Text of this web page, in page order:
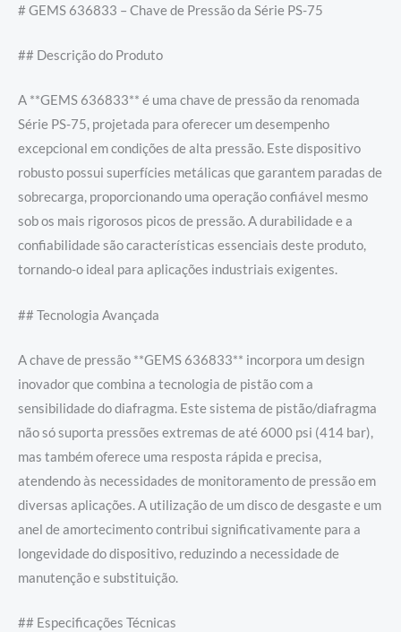
# GEMS 636833 – Chave de Pressão da Série PS-75
## Descrição do Produto
A **GEMS 636833** é uma chave de pressão da renomada
Série PS-75, projetada para oferecer um desempenho
excepcional em condições de alta pressão. Este dispositivo
robusto possui superfícies metálicas que garantem paradas de
sobrecarga, proporcionando uma operação confiável mesmo
sob os mais rigorosos picos de pressão. A durabilidade e a
confiabilidade são características essenciais deste produto,
tornando-o ideal para aplicações industriais exigentes.
## Tecnologia Avançada
A chave de pressão **GEMS 636833** incorpora um design
inovador que combina a tecnologia de pistão com a
sensibilidade do diafragma. Este sistema de pistão/diafragma
não só suporta pressões extremas de até 6000 psi (414 bar),
mas também oferece uma resposta rápida e precisa,
atendendo às necessidades de monitoramento de pressão em
diversas aplicações. A utilização de um disco de desgaste e um
anel de amortecimento contribui significativamente para a
longevidade do dispositivo, reduzindo a necessidade de
manutenção e substituição.
## Especificações Técnicas